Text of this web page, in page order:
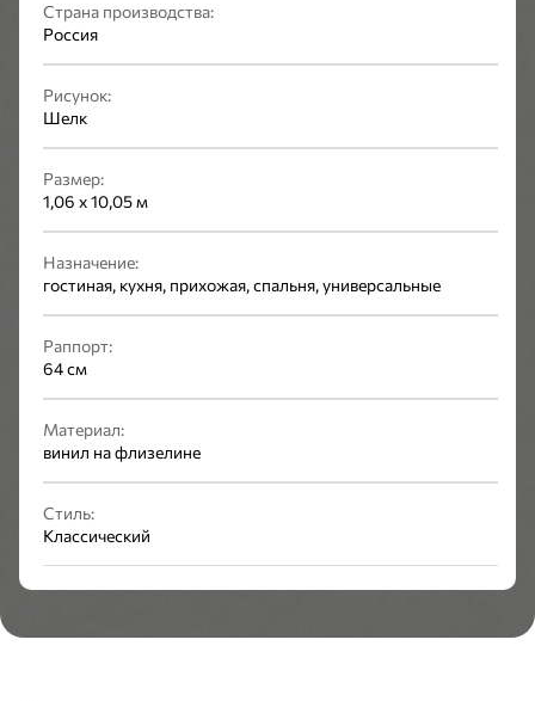
Страна производства:
Россия
Рисунок:
Шелк
Размер:
1,06 x 10,05 м
Назначение:
гостиная, кухня, прихожая, спальня, универсальные
Раппорт:
64 см
Материал:
винил на флизелине
Стиль:
Классический